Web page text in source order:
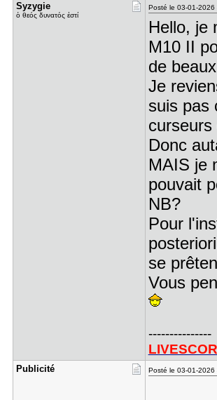
Syzygie
ὁ θεός δυνατός ἐστί
Posté le 03-01-
Hello, je
M10 II
de
Je
suis pas
curseurs
Donc
MAIS je
pouvait
NB?
Pour
se
Vous
---------------
Publicité Posté le 03-01-